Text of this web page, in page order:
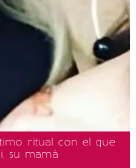
ritual con el que
su mamá